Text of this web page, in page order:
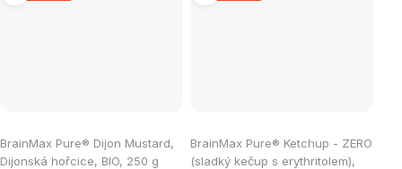
BrainMax Pure® Dijon Mustard,
Dijonská hořcice, BIO, 250 g
BrainMax Pure® Ketchup - ZERO
(sladký kečup s erythritolem),